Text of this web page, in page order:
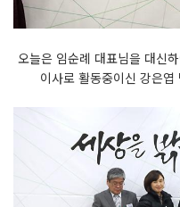
오늘은 임순례 대표님을 대신
이사로 활동중이신 강은